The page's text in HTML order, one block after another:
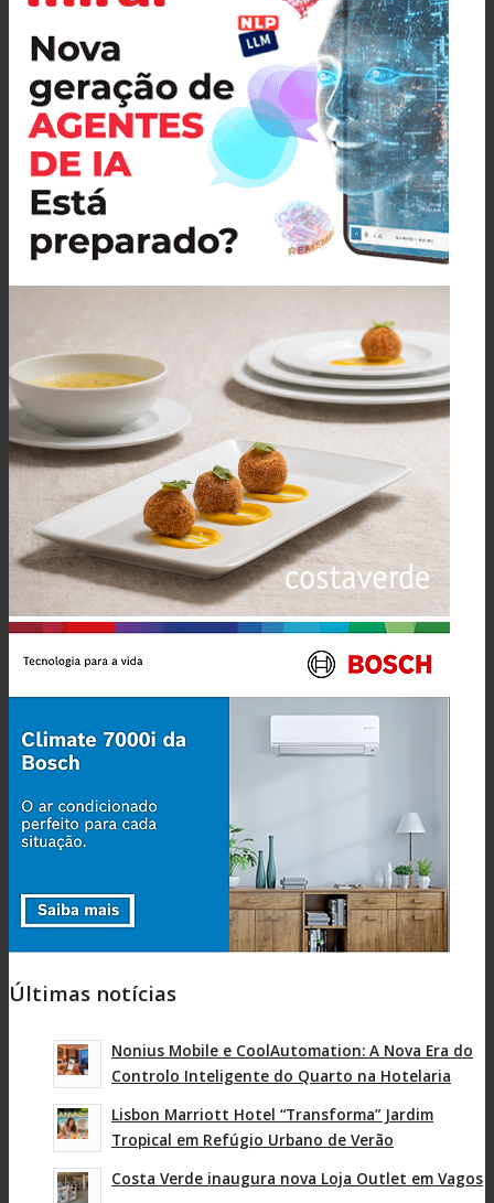
Últimas notícias
Nonius Mobile e CoolAutomation: A Nova Era do
Controlo Inteligente do Quarto na Hotelaria
Lisbon Marriott Hotel “Transforma” Jardim
Tropical em Refúgio Urbano de Verão
Costa Verde inaugura nova Loja Outlet em Vagos